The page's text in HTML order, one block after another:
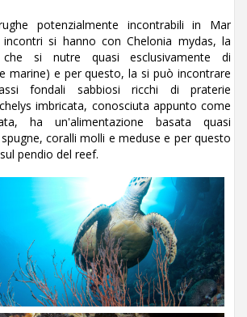
potenzialmente incontrabili in Mar
si hanno con Chelonia mydas, la
si nutre quasi esclusivamente di
marine) e per questo, la si può incontrare
fondali sabbiosi ricchi di praterie
imbricata, conosciuta appunto come
ha un'alimentazione basata quasi
coralli molli e meduse e per questo
pendio del reef.